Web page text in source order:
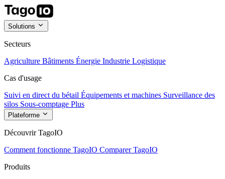
Solutions
Secteurs
Agriculture Bâtiments Énergie Industrie Logistique
Cas d'usage
Suivi en direct du bétail Équipements et machines Surveillance des
silos Sous-comptage Plus
Plateforme
Découvrir TagoIO
Comment fonctionne TagoIO Comparer TagoIO
Produits